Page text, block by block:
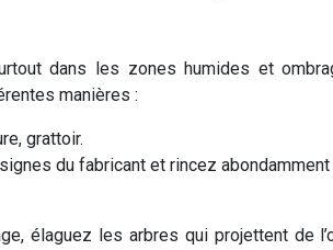
dans les zones humides et
manières :
grattoir.
du fabricant et rincez abondamment
élaguez les arbres qui projettent de